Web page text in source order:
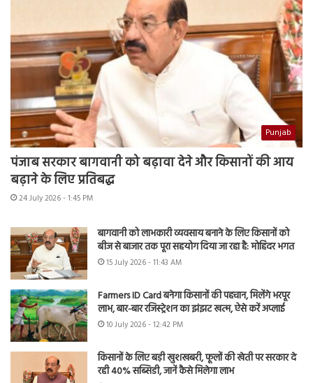
Punjab
पंजाब सरकार बागवानी को बढ़ावा देने और किसानों की आय
बढ़ाने के लिए प्रतिबद्ध
24 July 2026 - 1:45 PM
बागवानी को लाभकारी व्यवसाय बनाने के लिए किसानों को
बीज से बाजार तक पूरा सहयोग दिया जा रहा है: मोहिंदर भगत
15 July 2026 - 11:43 AM
Farmers ID Card बनेगा किसानों की पहचान, मिलेंगे भरपूर
लाभ, बार-बार रजिस्ट्रेशन का झंझट खत्म, ऐसे करें अप्लाई
10 July 2026 - 12:42 PM
किसानों के लिए बड़ी खुशखबरी, फूलों की खेती पर सरकार दे
रही 40% सब्सिडी, जानें कैसे मिलेगा लाभ